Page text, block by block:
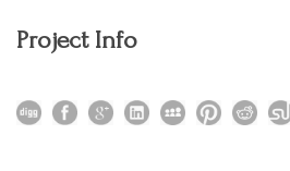
Project Info